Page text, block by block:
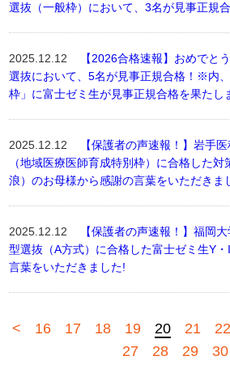
選抜（一般枠）において、3名が見事正規合
2025.12.12
【2026合格速報】おめでと
選抜において、5名が見事正規合格！※内
枠」に富士ゼミ生が見事正規合格を果たし
2025.12.12
【保護者の声速報！】岩手
（地域医療医師育成特別枠）に合格した対
浪）のお母様から感謝の言葉をいただきま
2025.12.12
【保護者の声速報！】福岡
型選抜（A方式）に合格した富士ゼミ生Y
言葉をいただきました!
< 16 17 18 19 20 21 22
27
28 29 30